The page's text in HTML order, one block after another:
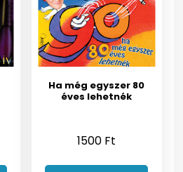
Ha még egyszer 80
éves lehetnék
1500 Ft